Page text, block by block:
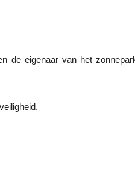
de eigenaar van het